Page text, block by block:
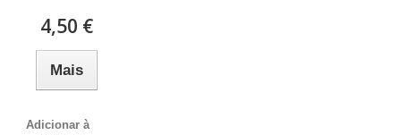
4,50 €
Mais
Adicionar à